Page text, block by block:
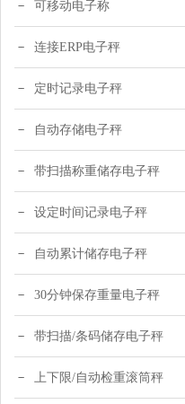
可移动电子称
连接ERP电子秤
定时记录电子秤
自动存储电子秤
带扫描称重储存电子秤
设定时间记录电子秤
自动累计储存电子秤
30分钟保存重量电子秤
带扫描/条码储存电子秤
上下限/自动检重滚筒秤